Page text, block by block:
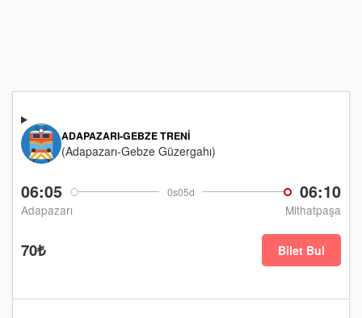
06:05 0s05d 06:10
Adapazarı Mithatpaşa
ADAPAZARI-GEBZE TRENI
(Adapazarı-Gebze Güzergahı)
70₺ Bilet Bul